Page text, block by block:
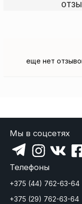
еще нет
Мы в соцсетях
Телефоны
+375 (44) 762-63-64
+375 (29) 762-63-64